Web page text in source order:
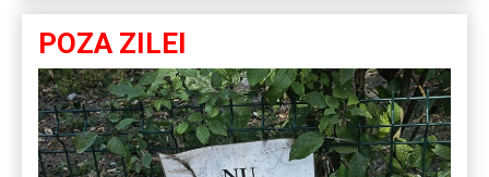
POZA ZILEI